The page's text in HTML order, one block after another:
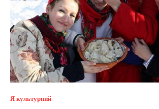
Я культурний